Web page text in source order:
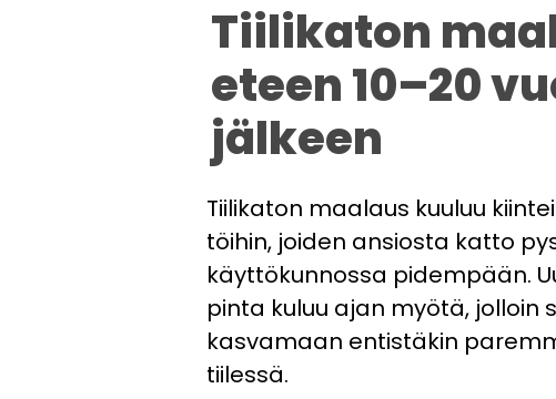
Tiilikaton
eteen 10–20
jälkeen
Tiilikaton maalaus kuuluu
töihin, joiden ansiosta katto
käyttökunnossa pidempään.
pinta kuluu ajan myötä, jolloin
kasvamaan entistäkin
tiilessä.